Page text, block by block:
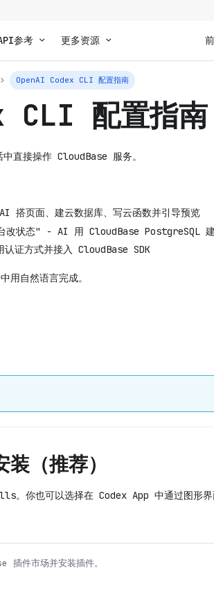
参考 更多资源
OpenAI Codex CLI 配置指南
CLI 配置指南
直接操作 CloudBase 服务。
搭页面、建云数据库、写云函数并引导预览
改状态" - AI 用 CloudBase PostgreSQL 建
证方式并接入 CloudBase SDK
用自然语言完成。
（推荐）
你也可以选择在 Codex App 中通过图形界
件市场并安装插件。